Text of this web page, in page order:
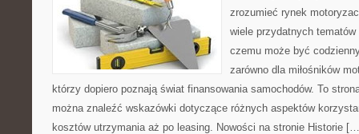
zrozumieć rynek
wiele przydatnych
czemu może być
zarówno dla miłośników
którzy dopiero poznają świat finansowania samochodów. To
można znaleźć wskazówki dotyczące różnych aspektów
kosztów utrzymania aż po leasing. Nowości na stronie Historie